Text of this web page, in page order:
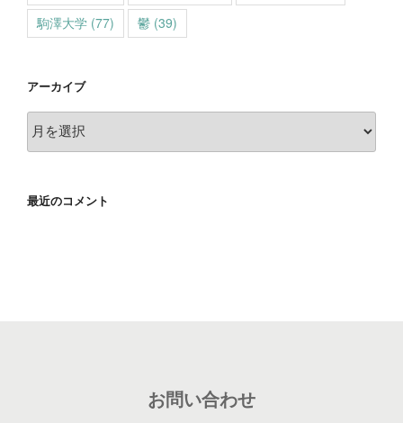
駒澤大学 (77) 鬱 (39)
アーカイブ
ア
ー
イ
最近のコメント
お問い合わせ